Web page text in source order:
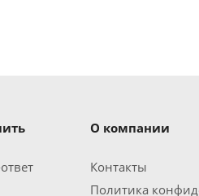
О компании
Контакты
Политика